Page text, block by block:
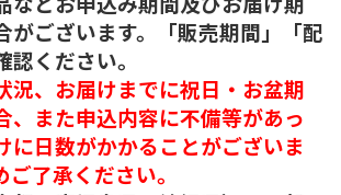
がございます。「販売期間」「配
ください。
、お届けまでに祝日・お盆期
、また申込内容に不備等があっ
に日数がかかることがございま
了承ください。